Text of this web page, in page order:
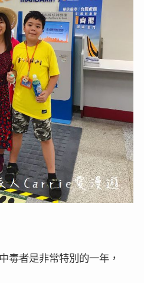
毒者是非常特別的一年，